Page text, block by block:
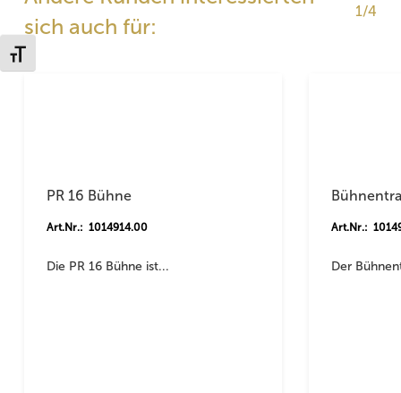
Schrift vergrößern
sich auch für:
1/4
PR 16 Bühne
Art.Nr.: 1014914.00
Die PR 16 Bühne ist...
Art.Nr.:
Der